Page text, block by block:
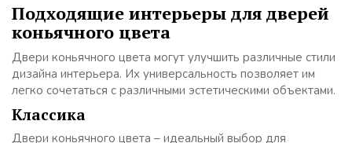
Подходящие интерьеры для дверей
коньячного цвета
Двери коньячного цвета могут улучшить различные стили
дизайна интерьера. Их универсальность позволяет им
легко сочетаться с различными эстетическими объектами.
Классика
Двери коньячного цвета – идеальный выбор для